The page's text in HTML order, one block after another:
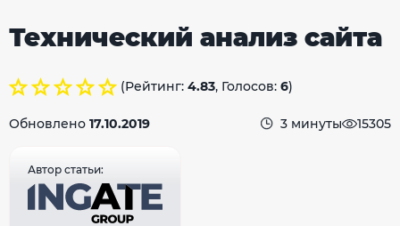
Технический анализ сайта
(Рейтинг: 4.83, Голосов: 6)
Обновлено 17.10.2019 3 минуты 15305
Автор статьи: